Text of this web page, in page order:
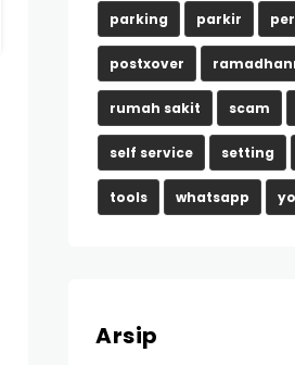
parking parkir
postxover
rumah sakit scam
self service setting
tools whatsapp
Arsip